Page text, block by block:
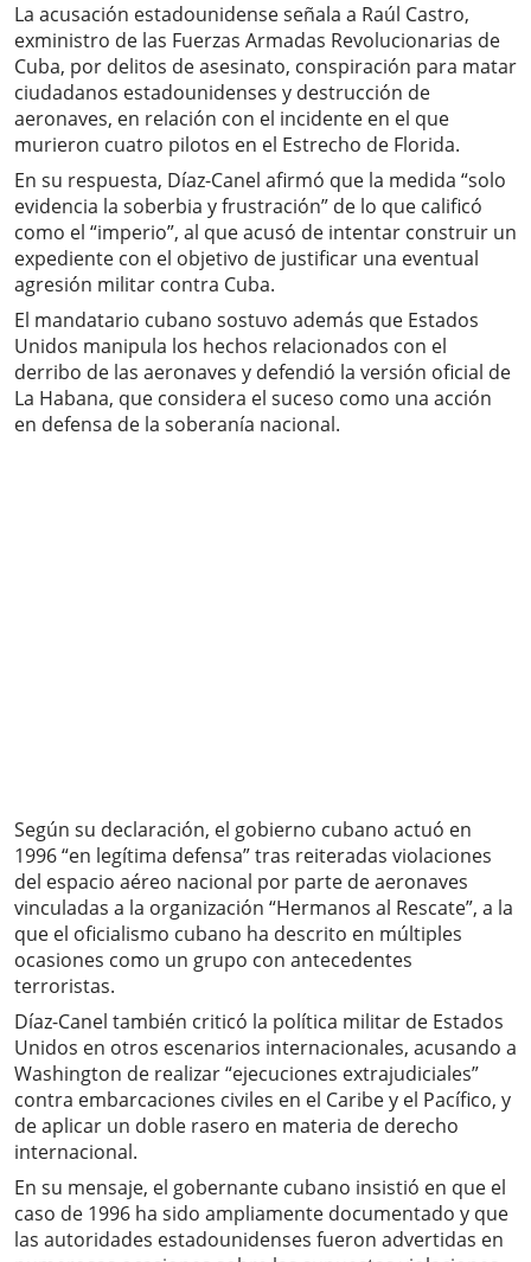
La acusación estadounidense señala a Raúl Castro,
exministro de las Fuerzas Armadas Revolucionarias de
Cuba, por delitos de asesinato, conspiración para matar
ciudadanos estadounidenses y destrucción de
aeronaves, en relación con el incidente en el que
murieron cuatro pilotos en el Estrecho de Florida.
En su respuesta, Díaz-Canel afirmó que la medida “solo
evidencia la soberbia y frustración” de lo que calificó
como el “imperio”, al que acusó de intentar construir un
expediente con el objetivo de justificar una eventual
agresión militar contra Cuba.
El mandatario cubano sostuvo además que Estados
Unidos manipula los hechos relacionados con el
derribo de las aeronaves y defendió la versión oficial de
La Habana, que considera el suceso como una acción
en defensa de la soberanía nacional.
Según su declaración, el gobierno cubano actuó en
1996 “en legítima defensa” tras reiteradas violaciones
del espacio aéreo nacional por parte de aeronaves
vinculadas a la organización “Hermanos al Rescate”, a la
que el oficialismo cubano ha descrito en múltiples
ocasiones como un grupo con antecedentes
terroristas.
Díaz-Canel también criticó la política militar de Estados
Unidos en otros escenarios internacionales, acusando a
Washington de realizar “ejecuciones extrajudiciales”
contra embarcaciones civiles en el Caribe y el Pacífico, y
de aplicar un doble rasero en materia de derecho
internacional.
En su mensaje, el gobernante cubano insistió en que el
caso de 1996 ha sido ampliamente documentado y que
las autoridades estadounidenses fueron advertidas en